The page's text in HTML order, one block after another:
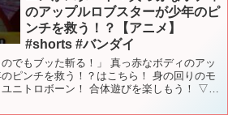
のアップルロブスターが少年のピ
ンチを救う！？【アニメ】
#shorts #バンダイ
のでもブッた斬る！」 真っ赤なボディのアッ
ピンチを救う！？はこちら！ 身の回りのモ
ニトロボーン！ 合体遊びを楽しもう！ ▽ユ